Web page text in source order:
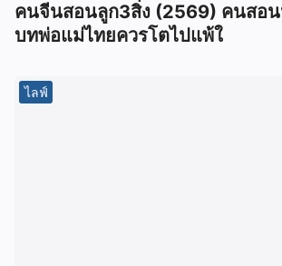
คนจีนสอนลูก3สิ่ง (2569) คนสอ
บทพ่อแม่ไทยควรโตไปแพ้ใ
ไลฟ์